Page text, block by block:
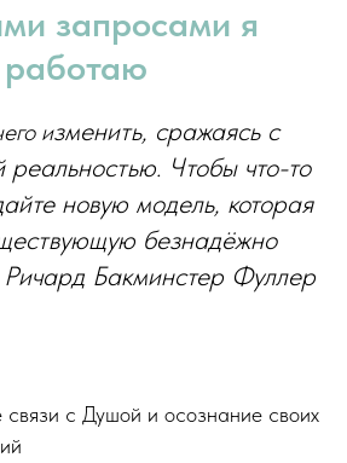
запросами я
работаю
изменить, сражаясь с
Чтобы что-то
новую модель, которая
безнадёжно
Бакминстер Фуллер
связи с Душой и осознание своих